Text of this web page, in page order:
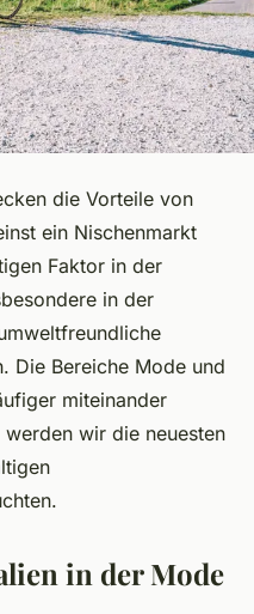
die Vorteile von
ein Nischenmarkt
Faktor in der
in der
Die Bereiche Mode und
miteinander
wir die neuesten
in der Mode